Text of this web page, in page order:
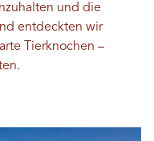
und die
entdeckten wir
Tierknochen –